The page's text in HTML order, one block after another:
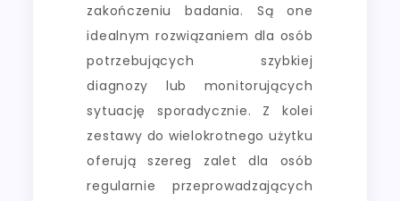
zakończeniu badania. Są one
idealnym rozwiązaniem dla osób
potrzebujących szybkiej
diagnozy lub monitorujących
sytuację sporadycznie. Z kolei
zestawy do wielokrotnego użytku
oferują szereg zalet dla osób
regularnie przeprowadzających